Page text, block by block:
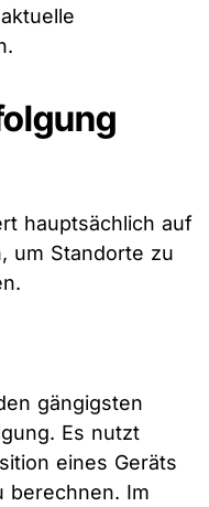
hauptsächlich auf
um Standorte zu
gängigsten
Es nutzt
eines Geräts
berechnen. Im